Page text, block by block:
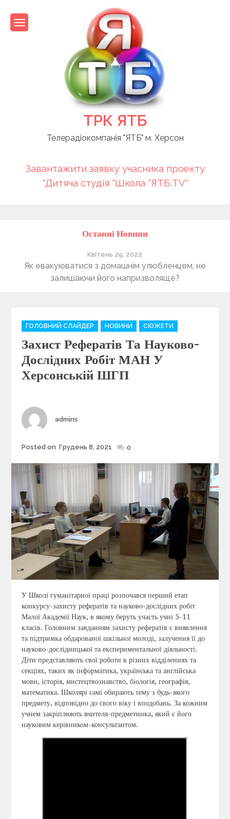
content
ТРК ЯТБ
Телерадіокомпанія "ЯТБ" м. Херсон
Завантажити заявку учасника проекту
"Дитяча студія "Школа "ЯТБ.TV"
Останні Новини
Квітень 29, 2022
Як евакуюватися з домашнім улюбленцем, не
залишаючи його напризволяще?
C
a
t
e
g
o
e
s
ГОЛОВНИЙ СЛАЙДЕР НОВИНИ СЮЖЕТИ
Захист Рефератів Та Науково-
Дослідних Робіт МАН У
Херсонській ШГП
Author
admins
Posted
Posted on Грудень 8, 2021 0
У Школі гуманітарної праці розпочався перший етап
конкурсу-захисту рефератів та науково-дослідних робіт
Малої Академії Наук, в якому беруть участь учні 5-11
класів. Головним завданням захисту рефератів є виявлення
та підтримка обдарованої шкільної молоді, залучення її до
науково-дослідницької та експериментальної діяльності.
Діти представляють свої роботи в різних відділеннях та
секціях, таких як інформатика, українська та англійська
мови, історія, мистецтвознавство, біологія, географія,
математика. Школярі самі обирають тему з будь-якого
предмету, відповідно до свого віку і вподобань. За кожним
учнем закріплюють вчителя-предметника, який є його
науковим керівником-консультантом.